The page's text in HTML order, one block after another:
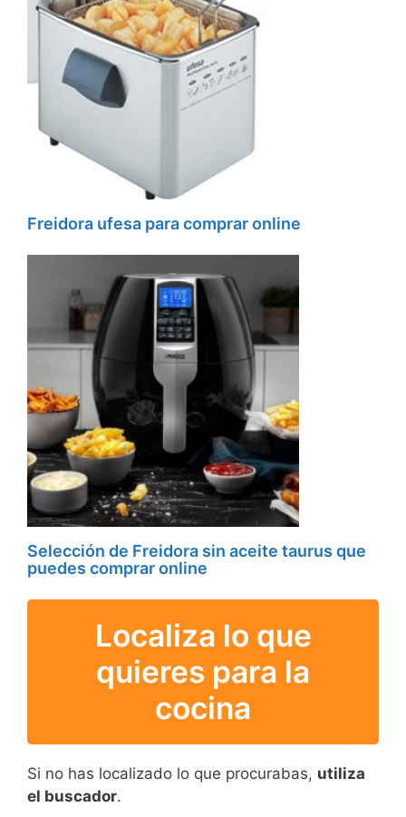
Freidora ufesa para comprar online
Selección de Freidora sin aceite taurus que
puedes comprar online
Localiza lo que
quieres para la
cocina
Si no has localizado lo que procurabas, utiliza
el buscador.